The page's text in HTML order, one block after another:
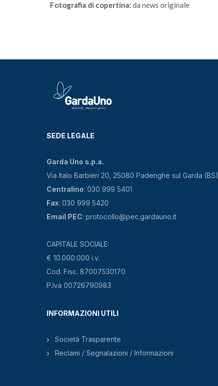
Fotografia di copertina: da news originale
SEDE LEGALE
Garda Uno s.p.a.
Via Italo Barbieri 20, 25080 Padenghe sul Garda (BS)
Centralino: 030 999 5401
Fax: 030 999 5420
Email PEC: protocollo@pec.gardauno.it
CAPITALE SOCIALE:
€ 10.000.000 i.v.
Cod. Fisc. 87007530170
P.Iva 00726790983
INFORMAZIONI UTILI
Società Trasparente
Reclami / Segnalazioni / Informazioni